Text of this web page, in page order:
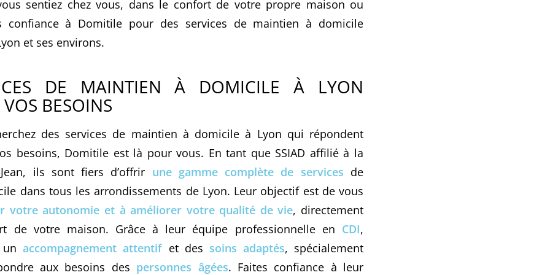
sentiez chez vous, dans le confort de votre propre maison ou
confiance à Domitile pour des services de maintien à domicile
et ses environs.
DE MAINTIEN À DOMICILE À LYON
BESOINS
des services de maintien à domicile à Lyon qui répondent
besoins, Domitile est là pour vous. En tant que SSIAD affilié à la
Jean, ils sont fiers d’offrir une gamme complète de services de
dans tous les arrondissements de Lyon. Leur objectif est de vous
votre autonomie et à améliorer votre qualité de vie, directement
de votre maison. Grâce à leur équipe professionnelle en CDI,
accompagnement attentif et des soins adaptés, spécialement
aux besoins des personnes âgées. Faites confiance à leur